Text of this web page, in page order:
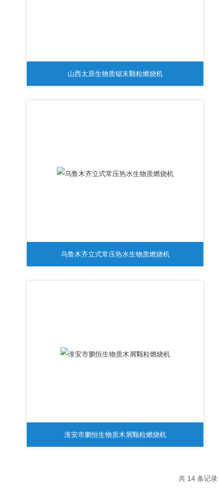
山西太原生物质锯末颗粒燃烧机
乌鲁木齐立式常压热水生物质燃烧机
淮安市鹏恒生物质木屑颗粒燃烧机
共 14 条记